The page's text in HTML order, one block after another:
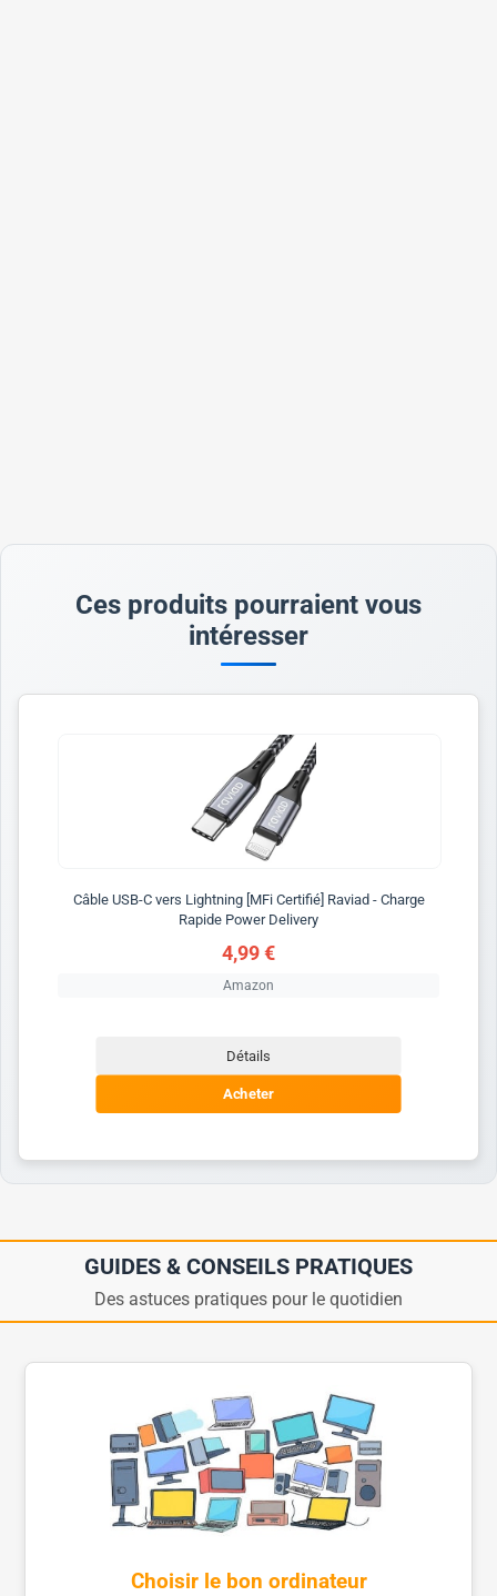
Ces produits pourraient vous
intéresser
Câble USB-C vers Lightning [MFi Certifié] Raviad - Charge
Rapide Power Delivery
4,99 €
Amazon
Détails
Acheter
GUIDES & CONSEILS PRATIQUES
Des astuces pratiques pour le quotidien
Choisir le bon ordinateur